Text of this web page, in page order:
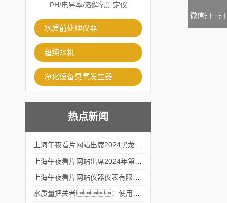
PH/电导率/溶解氧测定仪
水质前处理仪器
超纯水机
净化设备臭氧发生器
热点新闻
微信扫一扫